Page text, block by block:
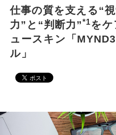
仕事の質を支える“
力”と“判断力”*1をケ
ュースキン「
ル」